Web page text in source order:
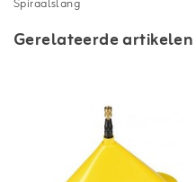
Spiraalslang
Gerelateerde artikelen